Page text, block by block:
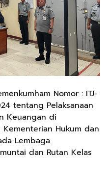
Nomor : ITJ-
tentang Pelaksanaan
Keuangan di
Hukum dan
Lembaga
dan Rutan Kelas